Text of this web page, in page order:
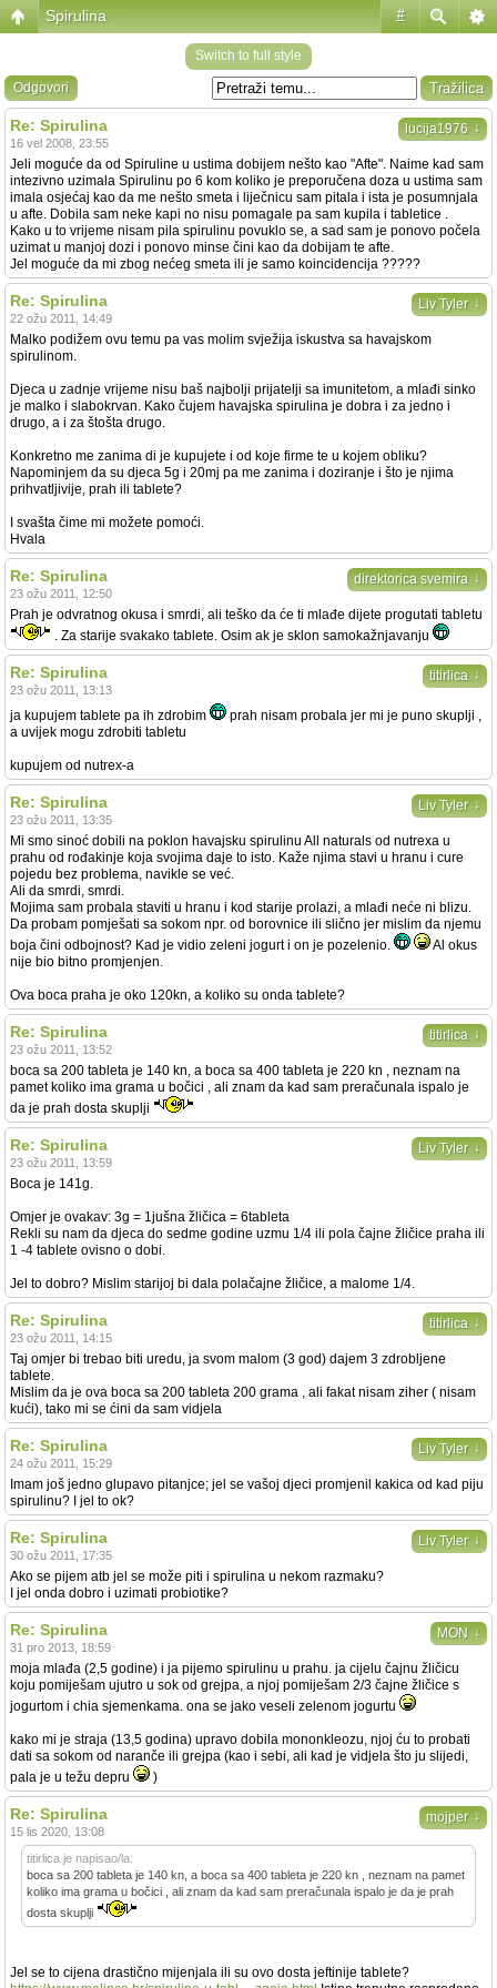
#
Spirulina
Switch to full style
Odgovori
lucija1976 ↓
Re: Spirulina
16 vel 2008, 23:55
Jeli moguće da od Spiruline u ustima dobijem nešto kao "Afte". Naime kad sam
intezivno uzimala Spirulinu po 6 kom koliko je preporučena doza u ustima sam
imala osjećaj kao da me nešto smeta i liječnicu sam pitala i ista je posumnjala
u afte. Dobila sam neke kapi no nisu pomagale pa sam kupila i tabletice .
Kako u to vrijeme nisam pila spirulinu povuklo se, a sad sam je ponovo počela
uzimat u manjoj dozi i ponovo minse čini kao da dobijam te afte.
Jel moguće da mi zbog nećeg smeta ili je samo koincidencija ?????
Liv Tyler ↓
Re: Spirulina
22 ožu 2011, 14:49
Malko podižem ovu temu pa vas molim svježija iskustva sa havajskom
spirulinom.
Djeca u zadnje vrijeme nisu baš najbolji prijatelji sa imunitetom, a mlađi sinko
je malko i slabokrvan. Kako čujem havajska spirulina je dobra i za jedno i
drugo, a i za štošta drugo.
Konkretno me zanima di je kupujete i od koje firme te u kojem obliku?
Napominjem da su djeca 5g i 20mj pa me zanima i doziranje i što je njima
prihvatljivije, prah ili tablete?
I svašta čime mi možete pomoći.
Hvala
direktorica svemira ↓
Re: Spirulina
23 ožu 2011, 12:50
Prah je odvratnog okusa i smrdi, ali teško da će ti mlađe dijete progutati tabletu
. Za starije svakako tablete. Osim ak je sklon samokažnjavanju
titirlica ↓
Re: Spirulina
23 ožu 2011, 13:13
ja kupujem tablete pa ih zdrobim
prah nisam probala jer mi je puno skuplji ,
a uvijek mogu zdrobiti tabletu
kupujem od nutrex-a
Liv Tyler ↓
Re: Spirulina
23 ožu 2011, 13:35
Mi smo sinoć dobili na poklon havajsku spirulinu All naturals od nutrexa u
prahu od rođakinje koja svojima daje to isto. Kaže njima stavi u hranu i cure
pojedu bez problema, navikle se već.
Ali da smrdi, smrdi.
Mojima sam probala staviti u hranu i kod starije prolazi, a mlađi neće ni blizu.
Da probam pomješati sa sokom npr. od borovnice ili slično jer mislim da njemu
boja čini odbojnost? Kad je vidio zeleni jogurt i on je pozelenio.
Al okus
nije bio bitno promjenjen.
Ova boca praha je oko 120kn, a koliko su onda tablete?
titirlica ↓
Re: Spirulina
23 ožu 2011, 13:52
boca sa 200 tableta je 140 kn, a boca sa 400 tableta je 220 kn , neznam na
pamet koliko ima grama u bočici , ali znam da kad sam preračunala ispalo je
da je prah dosta skuplji
Liv Tyler ↓
Re: Spirulina
23 ožu 2011, 13:59
Boca je 141g.
Omjer je ovakav: 3g = 1jušna žličica = 6tableta
Rekli su nam da djeca do sedme godine uzmu 1/4 ili pola čajne žličice praha ili
1 -4 tablete ovisno o dobi.
Jel to dobro? Mislim starijoj bi dala polačajne žličice, a malome 1/4.
titirlica ↓
Re: Spirulina
23 ožu 2011, 14:15
Taj omjer bi trebao biti uredu, ja svom malom (3 god) dajem 3 zdrobljene
tablete.
Mislim da je ova boca sa 200 tableta 200 grama , ali fakat nisam ziher ( nisam
kući), tako mi se ćini da sam vidjela
Liv Tyler ↓
Re: Spirulina
24 ožu 2011, 15:29
Imam još jedno glupavo pitanjce; jel se vašoj djeci promjenil kakica od kad piju
spirulinu? I jel to ok?
Liv Tyler ↓
Re: Spirulina
30 ožu 2011, 17:35
Ako se pijem atb jel se može piti i spirulina u nekom razmaku?
I jel onda dobro i uzimati probiotike?
MON ↓
Re: Spirulina
31 pro 2013, 18:59
moja mlađa (2,5 godine) i ja pijemo spirulinu u prahu. ja cijelu čajnu žličicu
koju pomiješam ujutro u sok od grejpa, a njoj pomiješam 2/3 čajne žličice s
jogurtom i chia sjemenkama. ona se jako veseli zelenom jogurtu
kako mi je straja (13,5 godina) upravo dobila mononkleozu, njoj ću to probati
dati sa sokom od naranče ili grejpa (kao i sebi, ali kad je vidjela što ju slijedi,
pala je u težu depru
)
mojper ↓
Re: Spirulina
15 lis 2020, 13:08
titirlica je napisao/la:
boca sa 200 tableta je 140 kn, a boca sa 400 tableta je 220 kn , neznam na pamet
koliko ima grama u bočici , ali znam da kad sam preračunala ispalo je da je prah
dosta skuplji
Jel se to cijena drastično mijenjala ili su ovo dosta jeftinije tablete?